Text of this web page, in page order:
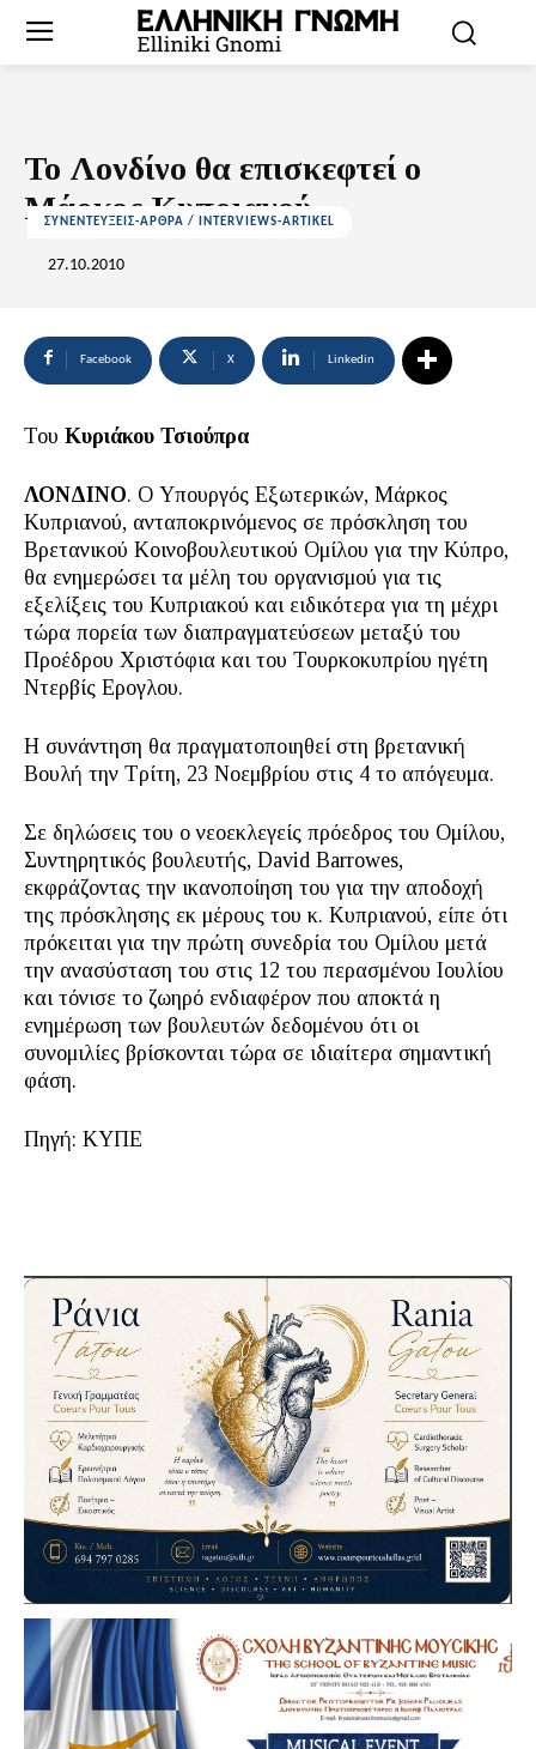
Το Λονδίνο θα επισκεφτεί ο
Μάρκος Κυπριανού
27.10.2010
ΣΥΝΕΝΤΕΥΞΕΙΣ-ΑΡΘΡΑ / INTERVIEWS-ARTIKEL
Facebook X Linkedin
Του Κυριάκου Τσιούπρα
ΛΟΝΔΙΝΟ. Ο Υπουργός Εξωτερικών, Μάρκος
Κυπριανού, ανταποκρινόμενος σε πρόσκληση του
Βρετανικού Κοινοβουλευτικού Ομίλου για την Κύπρο,
θα ενημερώσει τα μέλη του οργανισμού για τις
εξελίξεις του Κυπριακού και ειδικότερα για τη μέχρι
τώρα πορεία των διαπραγματεύσεων μεταξύ του
Προέδρου Χριστόφια και του Τουρκοκυπρίου ηγέτη
Ντερβίς Ερογλου.
Η συνάντηση θα πραγματοποιηθεί στη βρετανική
Βουλή την Τρίτη, 23 Νοεμβρίου στις 4 το απόγευμα.
Σε δηλώσεις του ο νεοεκλεγείς πρόεδρος του Ομίλου,
Συντηρητικός βουλευτής, David Barrowes,
εκφράζοντας την ικανοποίηση του για την αποδοχή
της πρόσκλησης εκ μέρους του κ. Κυπριανού, είπε ότι
πρόκειται για την πρώτη συνεδρία του Ομίλου μετά
την ανασύσταση του στις 12 του περασμένου Ιουλίου
και τόνισε το ζωηρό ενδιαφέρον που αποκτά η
ενημέρωση των βουλευτών δεδομένου ότι οι
συνομιλίες βρίσκονται τώρα σε ιδιαίτερα σημαντική
φάση.
Πηγή: ΚΥΠΕ